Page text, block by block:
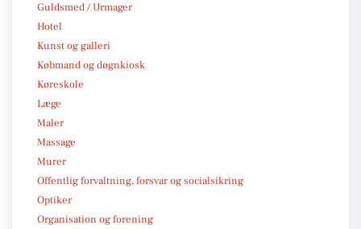
Guldsmed / Urmager
Hotel
Kunst og galleri
Købmand og døgnkiosk
Køreskole
Læge
Maler
Massage
Murer
Offentlig forvaltning, forsvar og socialsikring
Optiker
Organisation og forening